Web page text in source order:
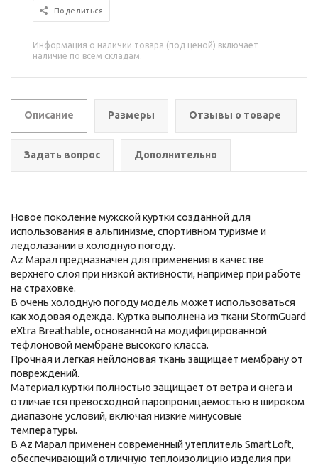
Поделиться
Информация о наличии товара (под ценой) включает
наличие по всем складам.
Описание Размеры Отзывы о товаре
Задать вопрос Дополнительно
Новое поколение мужской куртки созданной для
использования в альпинизме, спортивном туризме и
ледолазании в холодную погоду.
Az Марал предназначен для применения в качестве
верхнего слоя при низкой активности, например при работе
на страховке.
В очень холодную погоду модель может использоваться
как ходовая одежда. Куртка выполнена из ткани StormGuard
eXtra Breathable, основанной на модифицированной
тефлоновой мембране высокого класса.
Прочная и легкая нейлоновая ткань защищает мембрану от
повреждений.
Материал куртки полностью защищает от ветра и снега и
отличается превосходной паропроницаемостью в широком
диапазоне условий, включая низкие минусовые
температуры.
В Az Марал применен современный утеплитель SmartLoft,
обеспечивающий отличную теплоизолицию изделия при